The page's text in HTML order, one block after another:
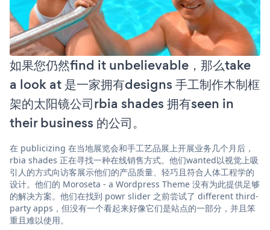
如果您仍然find it unbelievable，那么take
a look at 是一家拥有designs 手工制作木制框
架的太阳镜公司rbia shades 拥有seen in
their business 的公司。
在 publicizing 在当地展览会和手工艺品展上开展业务几个月后，
rbia shades 正在寻找一种在线销售方式。他们wanted以视觉上吸
引人的方式向访客展示他们的产品质量、轻巧且符合人体工程学的
设计。他们的 Moroseta - a Wordpress Theme 没有为此提供足够
的解决方案。他们在找到 powr slider 之前尝试了 different third-
party apps，但没有一个看起来好像它们是站点的一部分，并且笨
重且难以使用。